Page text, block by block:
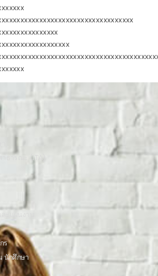
าธารณะ (ITA)
ะแผนงาน
ร
นักศึกษา